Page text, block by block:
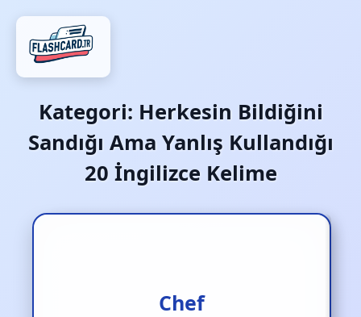
Kategori: Herkesin Bildiğini
Sandığı Ama Yanlış Kullandığı
20 İngilizce Kelime
Chef
Aşçı; “şef” (patron) değil